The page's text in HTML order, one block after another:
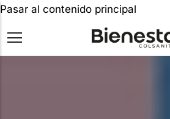
Pasar al contenido principal